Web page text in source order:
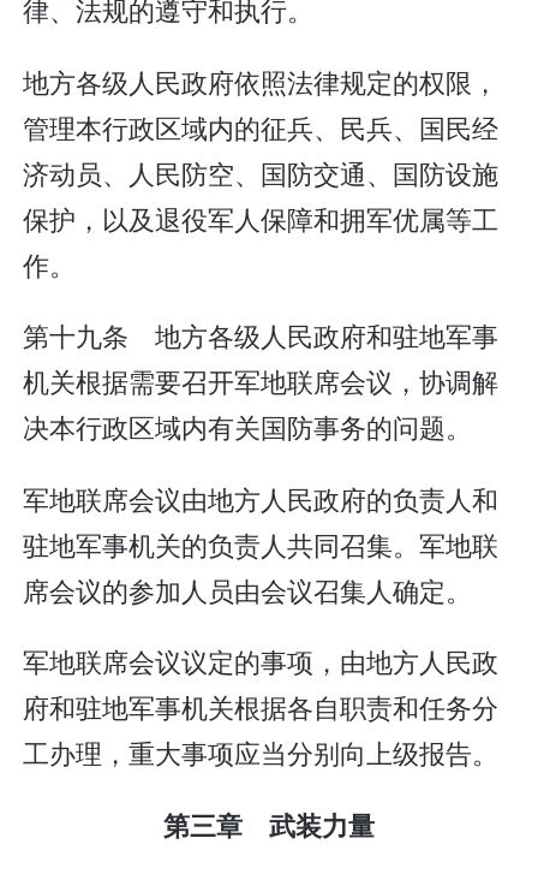
律、法规的遵守和执行。
地方各级人民政府依照法律规定的权限，
管理本行政区域内的征兵、民兵、国民经
济动员、人民防空、国防交通、国防设施
保护，以及退役军人保障和拥军优属等工
作。
第十九条 地方各级人民政府和驻地军事
机关根据需要召开军地联席会议，协调解
决本行政区域内有关国防事务的问题。
军地联席会议由地方人民政府的负责人和
驻地军事机关的负责人共同召集。军地联
席会议的参加人员由会议召集人确定。
军地联席会议议定的事项，由地方人民政
府和驻地军事机关根据各自职责和任务分
工办理，重大事项应当分别向上级报告。
第三章 武装力量